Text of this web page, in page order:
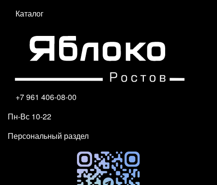
Каталог
+7 961 406-08-00
Пн-Вс 10-22
Персональный раздел